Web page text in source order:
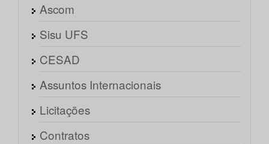
Ascom
Sisu UFS
CESAD
Assuntos Internacionais
Licitações
Contratos